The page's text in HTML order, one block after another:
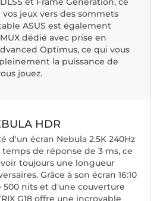
jeux vers des sommets
ASUS est également
dédié avec prise en
Optimus, ce qui vous
la puissance de
jouez.
HDR
d'un écran Nebula 2.5K 240Hz
de réponse de 3 ms, ce
toujours une longueur
Grâce à son écran 16:10
nits et d'une couverture
G18 offre une incroyable